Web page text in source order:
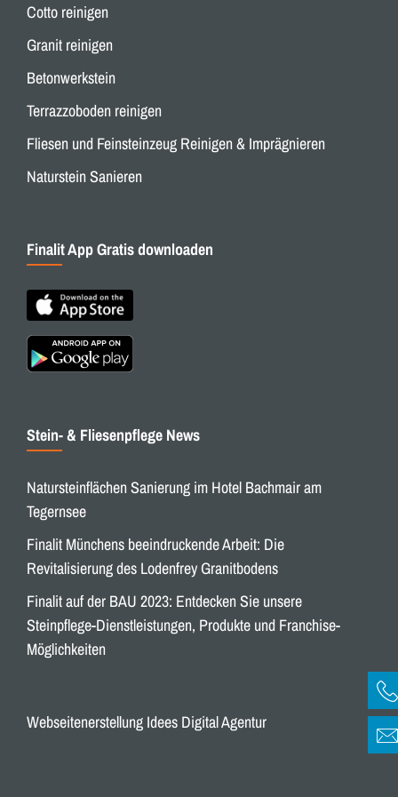
Cotto reinigen
Granit reinigen
Betonwerkstein
Terrazzoboden reinigen
Fliesen und Feinsteinzeug Reinigen & Imprägnieren
Naturstein Sanieren
Finalit App Gratis downloaden
Stein- & Fliesenpflege News
Natursteinflächen Sanierung im Hotel Bachmair am
Tegernsee
Finalit Münchens beeindruckende Arbeit: Die
Revitalisierung des Lodenfrey Granitbodens
Finalit auf der BAU 2023: Entdecken Sie unsere
Steinpflege-Dienstleistungen, Produkte und Franchise-
Möglichkeiten
Webseitenerstellung Idees Digital Agentur